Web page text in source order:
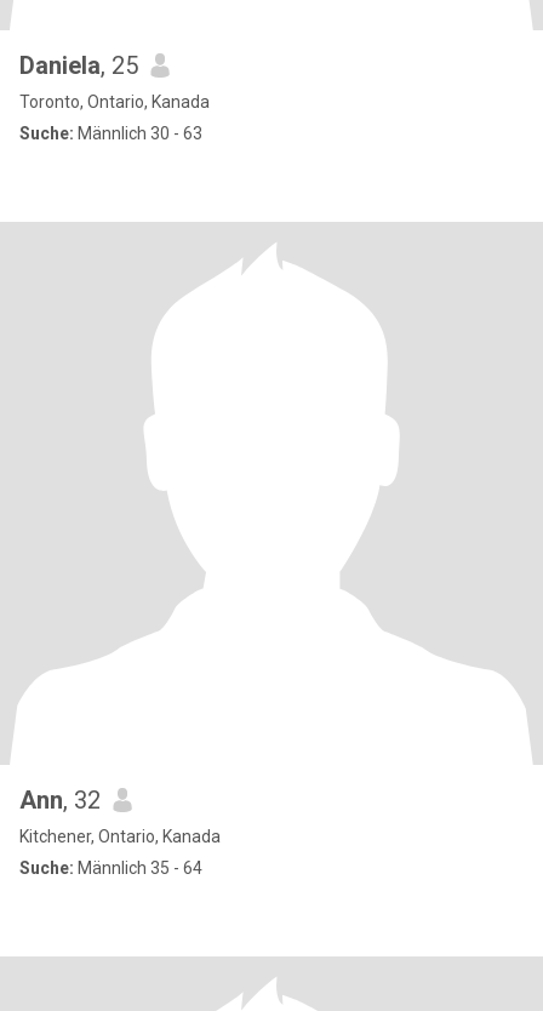
Daniela, 25
Toronto, Ontario, Kanada
Suche: Männlich 30 - 63
Ann, 32
Kitchener, Ontario, Kanada
Suche: Männlich 35 - 64